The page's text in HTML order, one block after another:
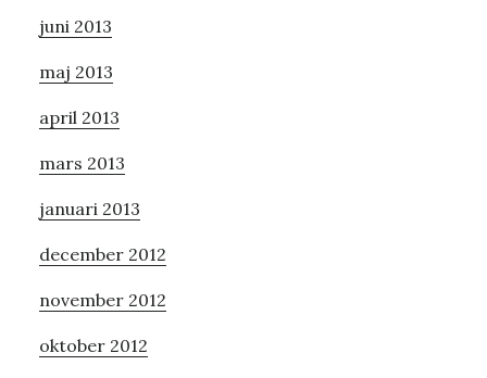
juni 2013
maj 2013
april 2013
mars 2013
januari 2013
december 2012
november 2012
oktober 2012